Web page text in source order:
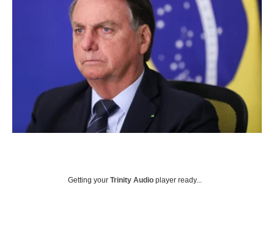
Getting your Trinity Audio player ready...